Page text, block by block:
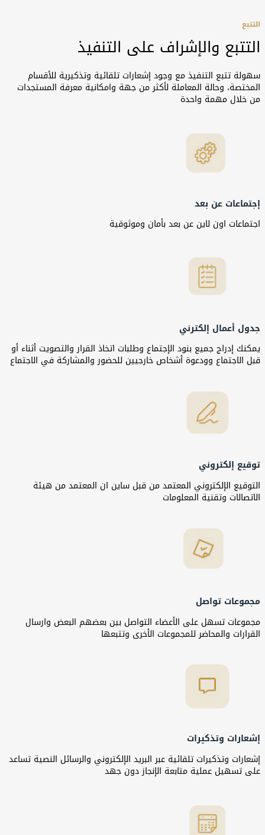
التتبع
التتبع والإشراف على التنفيذ
سهولة تتبع التنفيذ مع وجود إشعارات تلقائية وتذكيرية للأقسام
المختصة، وحالة المعاملة لأكثر من جهة وامكانية معرفة المستجدات
من خلال مهمة واحدة
إجتماعات عن بعد
اجتماعات اون لاين عن بعد بأمان وموثوقية
جدول أعمال إلكترني
يمكنك إدراج جميع بنود الإجتماع وطلبات اتخاذ القرار والتصويت أثناء أو
قبل الاجتماع وودعوة أشخاص خارجيين للحضور والمشاركة في الاجتماع
توقيع إلكتروني
التوقيع الإلكتروني المعتمد من قبل ساين ان المعتمد من هيئة
الاتصالات وتقنية المعلومات
مجموعات تواصل
مجموعات تسهل على الأعضاء التواصل بين بعضهم البعض وارسال
القرارات والمحاضر للمجموعات الأخرى وتتبعها
إشعارات وتذكيرات
إشعارات وتذكيرات تلقائية عبر البريد الإلكتروني والرسائل النصية تساعد
على تسهيل عملية متابعة الإنجاز دون جهد